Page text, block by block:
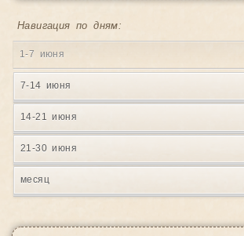
Навигация по дням:
1-7 июня
7-14 июня
14-21 июня
21-30 июня
месяц